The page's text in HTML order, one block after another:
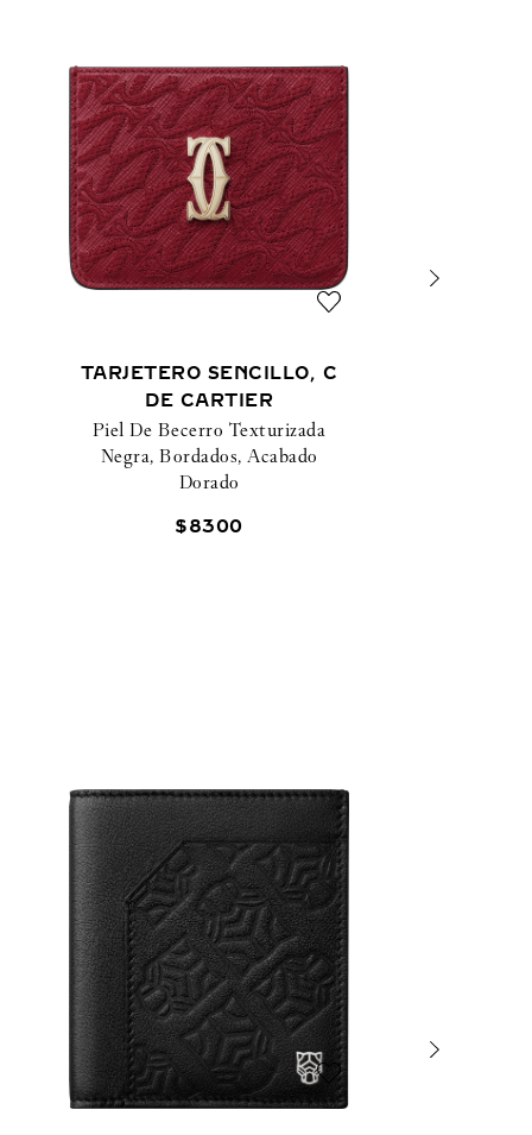
TARJETERO SENCILLO, C
DE CARTIER
Piel De Becerro Texturizada
Negra, Bordados, Acabado
Dorado
$8300